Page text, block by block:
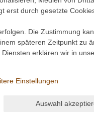
€ / Liter
erst durch gesetzte
Die Zustimmung
späteren Zeitpunkt zu
erklären wir in
Einstellungen
Auswahl